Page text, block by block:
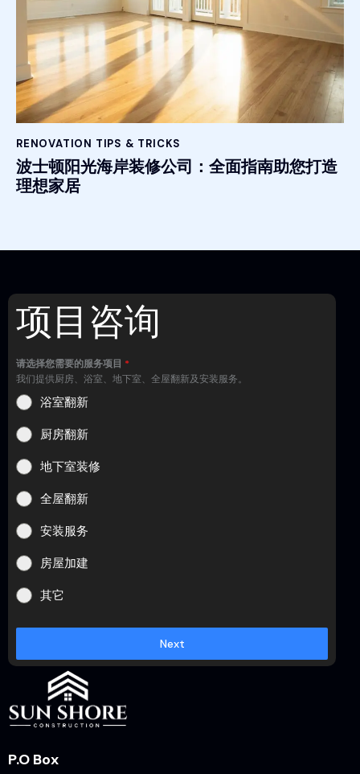
RENOVATION TIPS & TRICKS
波士顿阳光海岸装修公司：全面指南助您打造
理想家居
项目咨询
请选择您需要的服务项目 *
我们提供厨房、浴室、地下室、全屋翻新及安装服务。
浴室翻新
厨房翻新
地下室装修
全屋翻新
安装服务
房屋加建
其它
Next
P.O Box